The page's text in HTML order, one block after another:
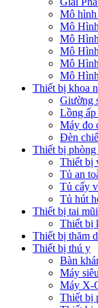
Mô
Mô
Mô
Mô
Mô
Mô
Thiết bị khoa
Giường
Lồng ấp
Máy đo
Đèn
Thiết bị
Thiết bị
Tủ an
Tủ cấy
Tủ hút
Thiết bị tai
Thiết bị
Thiết bị thăm
Thiết bị thú y
Bàn
Máy
Máy X-
Thiết bị